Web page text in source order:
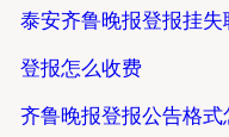
泰安齐鲁晚报登报挂失
登报怎么收费
齐鲁晚报登报公告格